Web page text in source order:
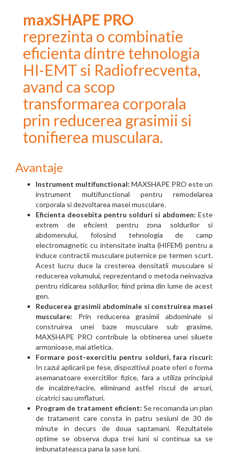
maxSHAPE PRO
reprezinta o combinatie
eficienta dintre tehnologia
HI-EMT si Radiofrecventa,
avand ca scop
transformarea corporala
prin reducerea grasimii si
tonifierea musculara.
Avantaje
Instrument multifunctional: MAXSHAPE PRO este un
instrument multifunctional pentru remodelarea
corporala si dezvoltarea masei musculare.
Eficienta deosebita pentru solduri si abdomen: Este
extrem de eficient pentru zona soldurilor si
abdomenului, folosind tehnologia de camp
electromagnetic cu intensitate inalta (HIFEM) pentru a
induce contractii musculare puternice pe termen scurt.
Acest lucru duce la cresterea densitatii musculare si
reducerea volumului, reprezentand o metoda neinvaziva
pentru ridicarea soldurilor, fiind prima din lume de acest
gen.
Reducerea grasimii abdominale si construirea masei
musculare: Prin reducerea grasimii abdominale si
construirea unei baze musculare sub grasime,
MAXSHAPE PRO contribuie la obtinerea unei siluete
armonioase, mai atletica.
Formare post-exercitiu pentru solduri, fara riscuri:
In cazul aplicarii pe fese, dispozitivul poate oferi o forma
asemanatoare exercitiilor fizice, fara a utiliza principiul
de incalzire/racire, eliminand astfel riscul de arsuri,
cicatrici sau umflaturi.
Program de tratament eficient: Se recomanda un plan
de tratament care consta in patru sesiuni de 30 de
minute in decurs de doua saptamani. Rezultatele
optime se observa dupa trei luni si continua sa se
imbunatateasca pana la sase luni.